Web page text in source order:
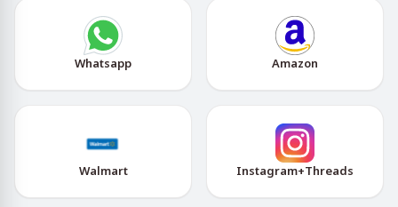
Whatsapp Amazon
Walmart Instagram+Threads